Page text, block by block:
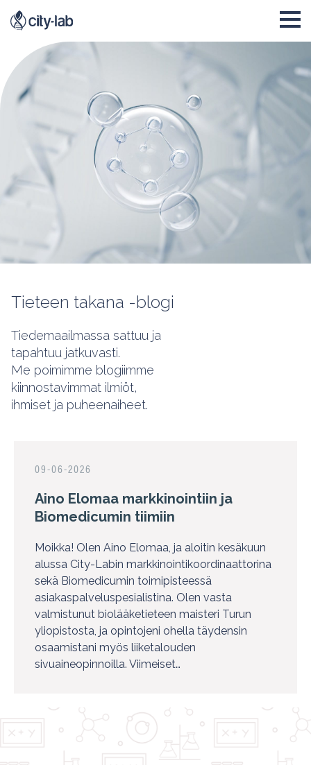
Tieteen takana -blogi
Tiedemaailmassa sattuu ja
tapahtuu jatkuvasti.
Me poimimme blogiimme
kiinnostavimmat ilmiöt,
ihmiset ja puheenaiheet.
09-06-2026
Aino Elomaa markkinointiin ja
Biomedicumin tiimiin
Moikka! Olen Aino Elomaa, ja aloitin kesäkuun
alussa City-Labin markkinointikoordinaattorina
sekä Biomedicumin toimipisteessä
asiakaspalveluspesialistina. Olen vasta
valmistunut biolääketieteen maisteri Turun
yliopistosta, ja opintojeni ohella täydensin
osaamistani myös liiketalouden
sivuaineopinnoilla. Viimeiset…